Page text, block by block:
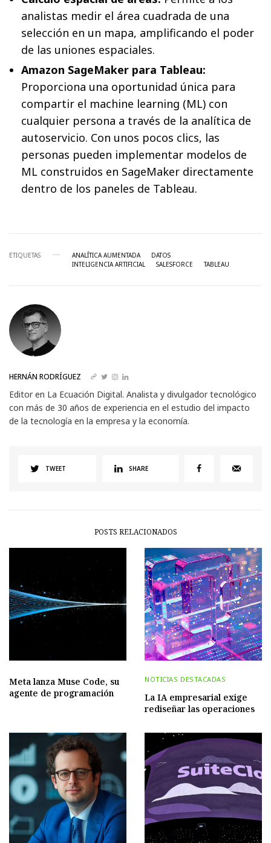
analistas medir el área cuadrada de una
selección en un mapa, amplificando el poder
de las uniones espaciales.
Amazon SageMaker para Tableau:
Proporciona una oportunidad única para
compartir el machine learning (ML) con
cualquier persona a través de la analítica de
autoservicio. Con unos pocos clics, las
personas pueden implementar modelos de
ML construidos en SageMaker directamente
dentro de los paneles de Tableau.
ETIQUETAS ANALÍTICA AUMENTADA
DATOS
INTELIGENCIA ARTIFICIAL
SALESFORCE TABLEAU
HERNÁN RODRÍGUEZ
Editor en La Ecuación Digital. Analista y divulgador tecnológico
con más de 30 años de experiencia en el estudio del impacto
de la tecnología en la empresa y la economía.
TWEET SHARE
POSTS RELACIONADOS
Meta lanza Muse Code, su
agente de programación
NOTICIAS DESTACADAS
La IA empresarial exige
rediseñar las operaciones